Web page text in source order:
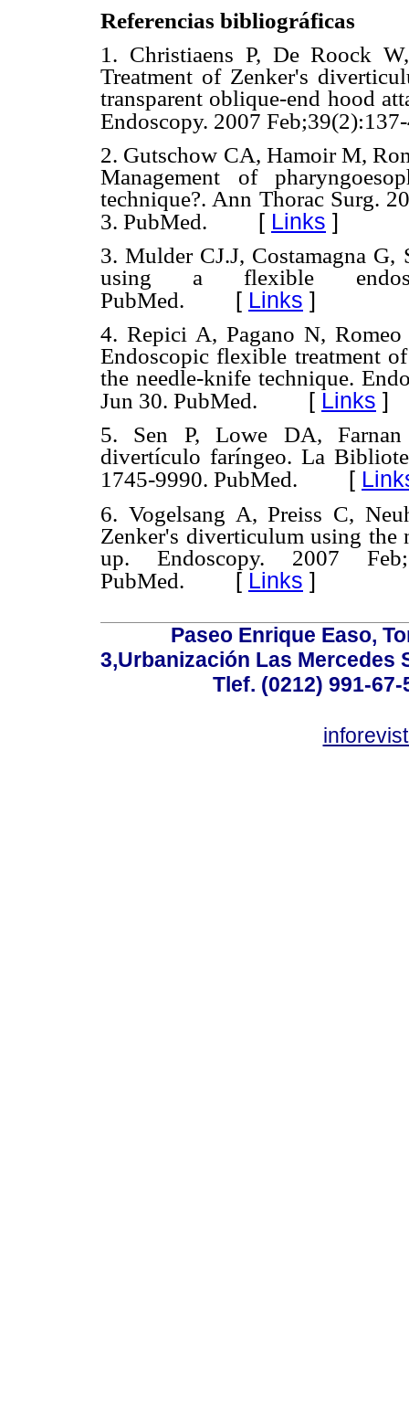
Referencias bibliográficas
1. Christiaens P, De Roock
Treatment of Zenker's
transparent oblique-end hood
Endoscopy. 2007
2. Gutschow CA, Hamoir M,
Management of
technique?. Ann Thorac Surg.
3. PubMed. [ Links ]
3. Mulder CJ.J, Costamagna G,
using a flexible
PubMed. [ Links ]
4. Repici A, Pagano N,
Endoscopic flexible treatment
the needle-knife technique.
Jun 30. PubMed. [ Links ]
5. Sen P, Lowe DA, Farnan
divertículo faríngeo. La
1745-9990. PubMed. [
6. Vogelsang A, Preiss C,
Zenker's diverticulum using
up. Endoscopy. 2007
PubMed. [ Links ]
Paseo Enrique Easo,
3,Urbanización Las Mercedes
Tlef. (0212) 991-